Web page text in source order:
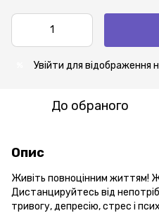
Увійти для відображення
До обраного
Опис
Живіть повноцінним життям!
Дистанцируйтесь від
тривогу, депресію, стрес і